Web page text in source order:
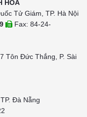
HÒA
Tử Giám, TP. Hà Nội
Fax: 84-24-
Tôn Đức Thắng, P. Sài
Đà Nẵng